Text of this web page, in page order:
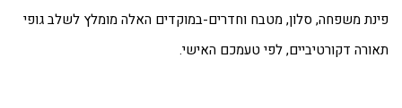
משפחה, סלון, מטבח וחדרים-במוקדים האלה מומלץ לשלב גופי
דקורטיביים, לפי טעמכם האישי.